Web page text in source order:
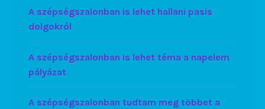
A szépségszalonban is lehet hallani pasis
dolgokról
A szépségszalonban is lehet téma a napelem
pályázat
A szépségszalonban tudtam meg többet a